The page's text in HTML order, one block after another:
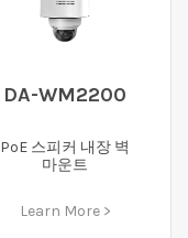
DA-WM2200
PoE 스피커 내장 벽
마운트
Learn More >